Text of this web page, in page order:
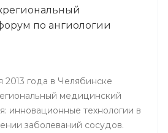
по ангиологии
2013 года в Челябинске
медицинский
инновационные технологии в
заболеваний сосудов.